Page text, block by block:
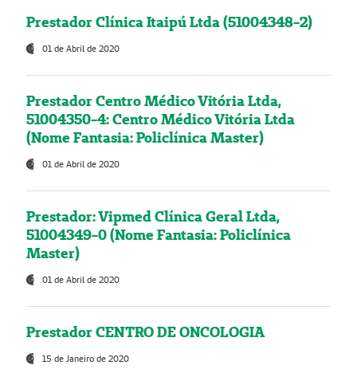
Prestador Clínica Itaipú Ltda (51004348-2)
01 de Abril de 2020
Prestador Centro Médico Vitória Ltda,
51004350-4: Centro Médico Vitória Ltda
(Nome Fantasia: Policlínica Master)
01 de Abril de 2020
Prestador: Vipmed Clínica Geral Ltda,
51004349-0 (Nome Fantasia: Policlínica
Master)
01 de Abril de 2020
Prestador CENTRO DE ONCOLOGIA
15 de Janeiro de 2020